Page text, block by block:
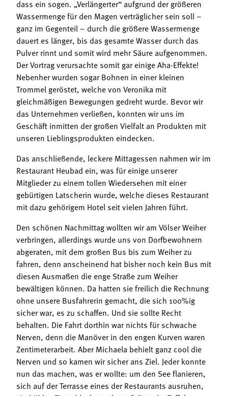
dass ein sogen. „Verlängerter“ aufgrund der größeren
Wassermenge für den Magen verträglicher sein soll –
ganz im Gegenteil – durch die größere Wassermenge
dauert es länger, bis das gesamte Wasser durch das
Pulver rinnt und somit wird mehr Säure aufgenommen.
Der Vortrag verursachte somit gar einige Aha-Effekte!
Nebenher wurden sogar Bohnen in einer kleinen
Trommel geröstet, welche von Veronika mit
gleichmäßigen Bewegungen gedreht wurde. Bevor wir
das Unternehmen verließen, konnten wir uns im
Geschäft inmitten der großen Vielfalt an Produkten mit
unseren Lieblingsprodukten eindecken.
Das anschließende, leckere Mittagessen nahmen wir im
Restaurant Heubad ein, was für einige unserer
Mitglieder zu einem tollen Wiedersehen mit einer
gebürtigen Latscherin wurde, welche dieses Restaurant
mit dazu gehörigem Hotel seit vielen Jahren führt.
Den schönen Nachmittag wollten wir am Völser Weiher
verbringen, allerdings wurde uns von Dorfbewohnern
abgeraten, mit dem großen Bus bis zum Weiher zu
fahren, denn anscheinend hat bisher noch kein Bus mit
diesen Ausmaßen die enge Straße zum Weiher
bewältigen können. Da hatten sie freilich die Rechnung
ohne unsere Busfahrerin gemacht, die sich 100%ig
sicher war, es zu schaffen. Und sie sollte Recht
behalten. Die Fahrt dorthin war nichts für schwache
Nerven, denn die Manöver in den engen Kurven waren
Zentimeterarbeit. Aber Michaela behielt ganz cool die
Nerven und so kamen wir sicher ans Ziel. Jeder konnte
nun das machen, was er wollte: um den See flanieren,
sich auf der Terrasse eines der Restaurants ausruhen,